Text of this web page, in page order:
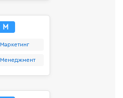
М
Маркетинг
Менеджмент